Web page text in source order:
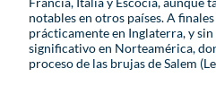
notables en otros países. A
prácticamente en Inglaterra, y
significativo en Norteamérica,
proceso de las brujas de Salem